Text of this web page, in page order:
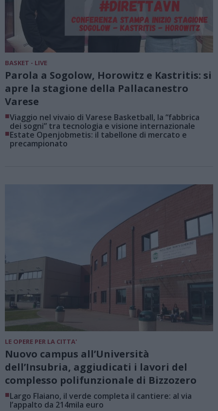
BASKET - LIVE
Parola a Sogolow, Horowitz e Kastritis: si
apre la stagione della Pallacanestro
Varese
■Viaggio nel vivaio di Varese Basketball, la “fabbrica
dei sogni” tra tecnologia e visione internazionale
■Estate Openjobmetis: il tabellone di mercato e
precampionato
LE OPERE PER LA CITTA'
Nuovo campus all’Università
dell’Insubria, aggiudicati i lavori del
complesso polifunzionale di Bizzozero
■Largo Flaiano, il verde completa il cantiere: al via
l’appalto da 214mila euro